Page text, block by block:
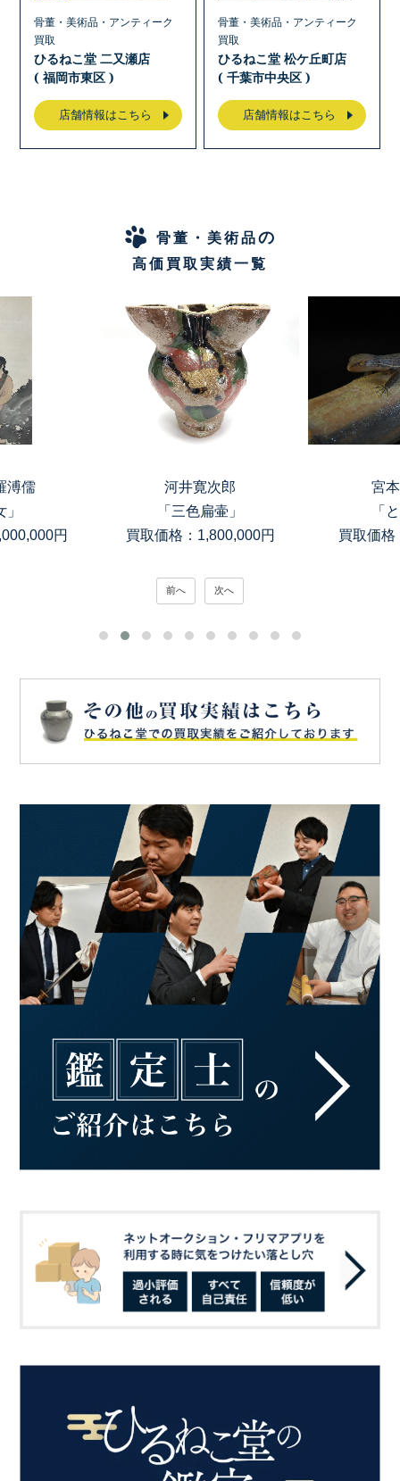
骨董・美術品・アンティーク
買取
ひるねこ堂 二又瀬店
( 福岡市東区 )
店舗情報はこちら
骨董・美術品・アンティーク
買取
ひるねこ堂 松ケ丘町店
( 千葉市中央区 )
店舗情報はこちら
骨董・美術品の
高価買取実績一覧
郎
」
円
宮本理三郎
「とかげ」
買取価格：150,000円
高
「銀滴岩
買取価格
前へ 次へ